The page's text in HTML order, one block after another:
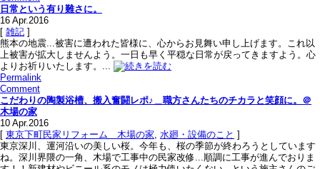
日常という有り難さに。
16 Apr.2016
[ 雑記 ]
熊本の地震...被害に遭われた皆様に、心からお見舞い申し上げます。これ以
上被害が拡大しませんよう。一日も早く平穏な日常が戻ってきますよう。心
よりお祈りいたします。...
Permalink
Comment
こだわりの陶製浴槽、搬入奮闘レポ♪＿職方さんたちのチカラと笑顔に。＠
木場の家
10 Apr.2016
[ 東京下町民家リフォーム＿木場の家, 水廻・設備のこと ]
東京深川、運河沿いの美しい桜。今年も、桜の季節が終わろうとしています
ね。深川界隈の一角、木場で工事中の民家改修...順調に工事が進んでおりま